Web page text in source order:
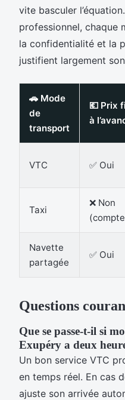
vite basculer
professionnel, chaque
la confidentialité et la
justifient largement
🚗 Mode
de
transport
💶 Prix
à
VTC ✅ Oui
Taxi
❌ Non
Navette
partagée
✅ Oui
Questions
Que se passe-t-il si
Exupéry a deux
Un bon service VTC
en temps réel. En cas
ajuste son arrivée